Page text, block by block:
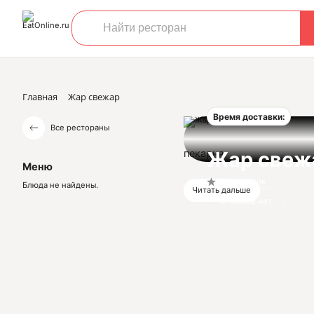
Главная Жар свежар
Все рестораны
Меню
Блюда не найдены.
Время доставки:
Жар
пекарня
Читать дальше